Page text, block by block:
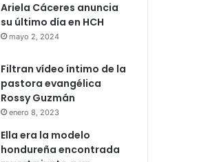
Ariela Cáceres anuncia
su último día en HCH
mayo 2, 2024
Filtran vídeo íntimo de la
pastora evangélica
Rossy Guzmán
enero 8, 2023
Ella era la modelo
hondureña encontrada